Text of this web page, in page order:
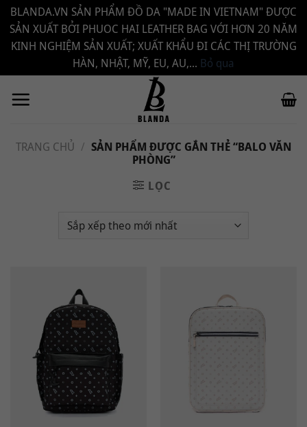
BLANDA.VN SẢN PHẨM ĐỒ DA "MADE IN VIETNAM" ĐƯỢC
SẢN XUẤT BỞI PHUOC HAI LEATHER BAG VỚI HƠN 20 NĂM
KINH NGHIỆM SẢN XUẤT; XUẤT KHẨU ĐI CÁC THỊ TRƯỜNG
HÀN, NHẬT, MỸ, EU, AU,... Bỏ qua
qua
TRANG CHỦ / SẢN PHẨM ĐƯỢC GẮN THẺ “BALO VĂN
PHÒNG”
LỌC